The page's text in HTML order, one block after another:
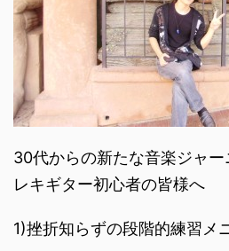
30代からの新たな音楽ジャ
レキギター初心者の皆様へ
1)挫折知らずの段階的練習メ